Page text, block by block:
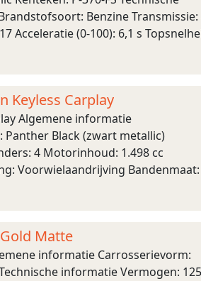
Benzine Transmissie:
Acceleratie (0-100): 6,1 s
Keyless Carplay
Algemene informatie
Panther Black (zwart metallic)
4 Motorinhoud: 1.498 cc
Voorwielaandrijving Bandenmaat:
Matte
informatie Carrosserievorm:
informatie Vermogen: 125